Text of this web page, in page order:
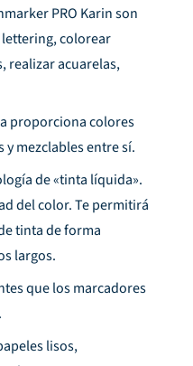
PRO Karin son
colorear
realizar acuarelas,
proporciona colores
mezclables entre sí.
de «tinta líquida».
del color. Te permitirá
tinta de forma
largos.
que los marcadores
lisos,